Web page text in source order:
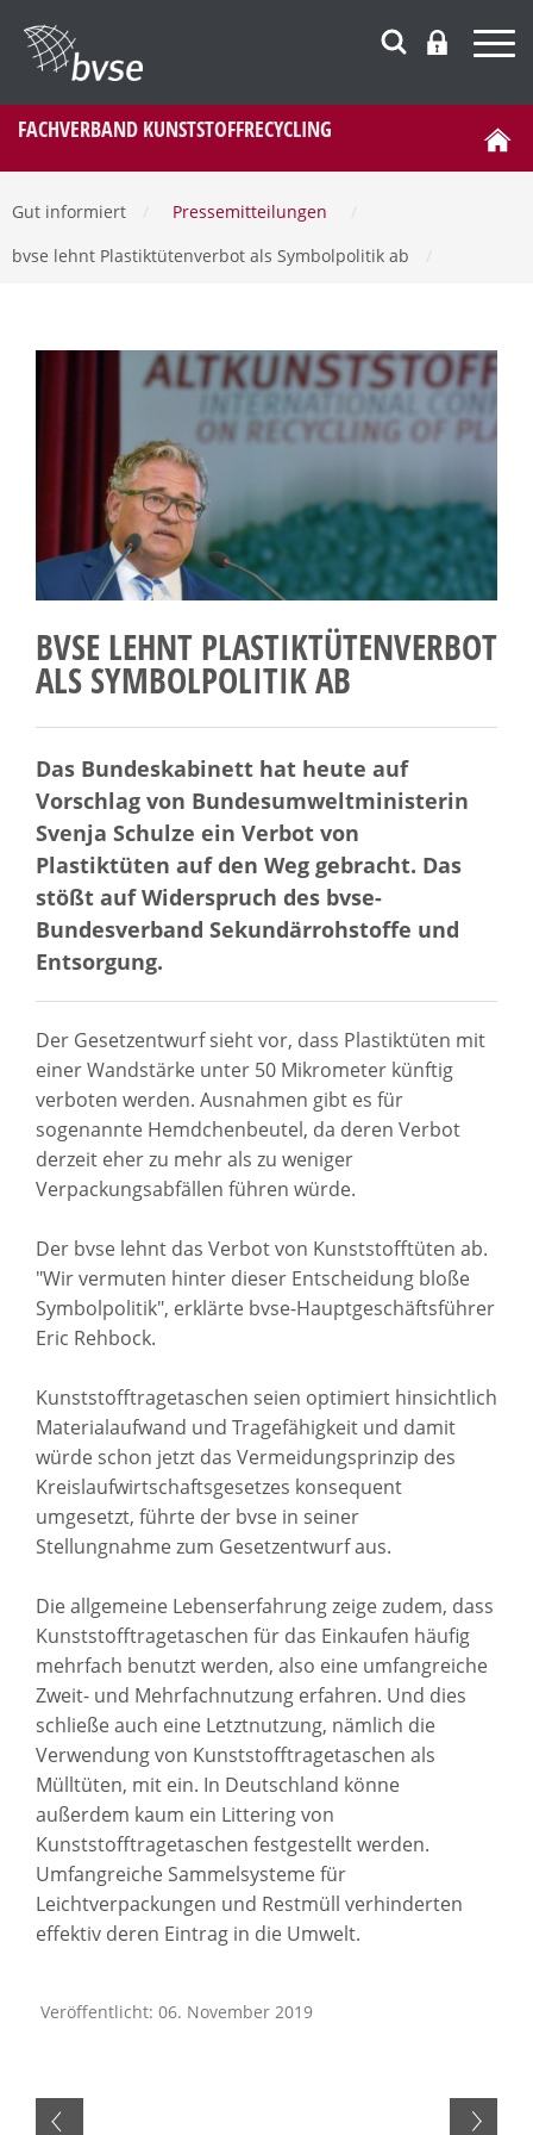
FACHVERBAND KUNSTSTOFFRECYCLING
Gut informiert Pressemitteilungen
bvse lehnt Plastiktütenverbot als Symbolpolitik ab
BVSE LEHNT PLASTIKTÜTENVERBOT
ALS SYMBOLPOLITIK AB
Das Bundeskabinett hat heute auf
Vorschlag von Bundesumweltministerin
Svenja Schulze ein Verbot von
Plastiktüten auf den Weg gebracht. Das
stößt auf Widerspruch des bvse-
Bundesverband Sekundärrohstoffe und
Entsorgung.
Der Gesetzentwurf sieht vor, dass Plastiktüten mit
einer Wandstärke unter 50 Mikrometer künftig
verboten werden. Ausnahmen gibt es für
sogenannte Hemdchenbeutel, da deren Verbot
derzeit eher zu mehr als zu weniger
Verpackungsabfällen führen würde.
Der bvse lehnt das Verbot von Kunststofftüten ab.
"Wir vermuten hinter dieser Entscheidung bloße
Symbolpolitik", erklärte bvse-Hauptgeschäftsführer
Eric Rehbock.
Kunststofftragetaschen seien optimiert hinsichtlich
Materialaufwand und Tragefähigkeit und damit
würde schon jetzt das Vermeidungsprinzip des
Kreislaufwirtschaftsgesetzes konsequent
umgesetzt, führte der bvse in seiner
Stellungnahme zum Gesetzentwurf aus.
Die allgemeine Lebenserfahrung zeige zudem, dass
Kunststofftragetaschen für das Einkaufen häufig
mehrfach benutzt werden, also eine umfangreiche
Zweit- und Mehrfachnutzung erfahren. Und dies
schließe auch eine Letztnutzung, nämlich die
Verwendung von Kunststofftragetaschen als
Mülltüten, mit ein. In Deutschland könne
außerdem kaum ein Littering von
Kunststofftragetaschen festgestellt werden.
Umfangreiche Sammelsysteme für
Leichtverpackungen und Restmüll verhinderten
effektiv deren Eintrag in die Umwelt.
Veröffentlicht: 06. November 2019